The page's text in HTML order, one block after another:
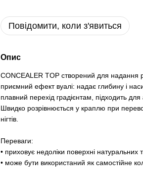
Повідомити, коли з'явиться
Опис
CONCEALER TOP створений для надання
приємний ефект вуалі: надає глибину і
плавний перехід градієнтам, підходить
Швидко розрівнюється у краплю при
нігтів.
Переваги:
• приховує недоліки поверхні натуральних
• може бути використаний як самостійне